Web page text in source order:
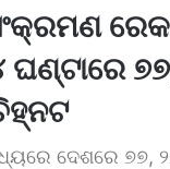
ଘଣ୍ଟାରେ
ଦେଶରେ ୭୭,